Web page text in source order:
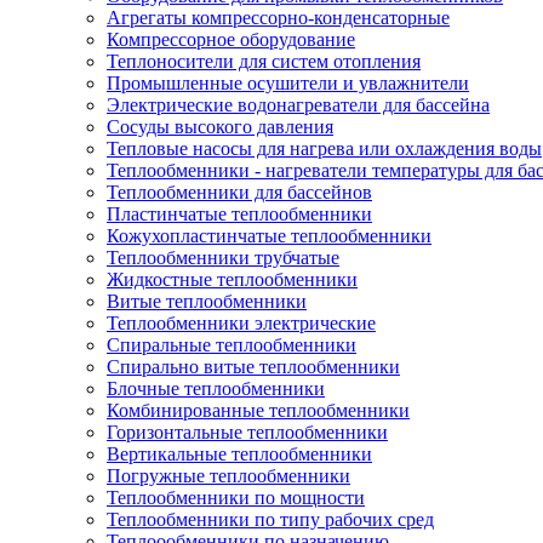
Агрегаты компрессорно-конденсаторные
Компрессорное оборудование
Теплоносители для систем отопления
Промышленные осушители и увлажнители
Электрические водонагреватели для бассейна
Сосуды высокого давления
Тепловые насосы для нагрева или охлаждения воды
Теплообменники - нагреватели температуры для
Теплообменники для бассейнов
Пластинчатые теплообменники
Кожухопластинчатые теплообменники
Теплообменники трубчатые
Жидкостные теплообменники
Витые теплообменники
Теплообменники электрические
Спиральные теплообменники
Спирально витые теплообменники
Блочные теплообменники
Комбинированные теплообменники
Горизонтальные теплообменники
Вертикальные теплообменники
Погружные теплообменники
Теплообменники по мощности
Теплообменники по типу рабочих сред